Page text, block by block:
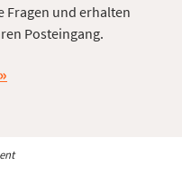
Fragen und erhalten
Posteingang.